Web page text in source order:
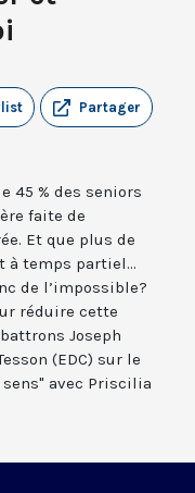
Partager
45 % des seniors
faite de
Et que plus de
à temps partiel...
de l’impossible?
réduire cette
Joseph
(EDC) sur le
avec Priscilia